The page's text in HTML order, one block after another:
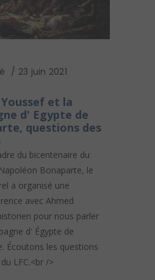
23 juin 2021
et la
d' Egypte de
questions des
du bicentenaire du
Bonaparte, le
a organisé une
avec Ahmed
pour nous parler
d' Égypte de
Écoutons les questions
LFC.<br />